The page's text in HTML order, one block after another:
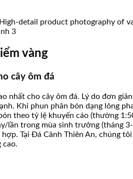
3
vàng
cây ôm đá
nhất cho cây ôm đá. Lý do đơn
Khi phun phân bón dạng lỏng
theo tỷ lệ khuyến cáo (thường
trong mùa sinh trưởng (tháng
Tại Đá Cảnh Thiên An, chúng
cao.